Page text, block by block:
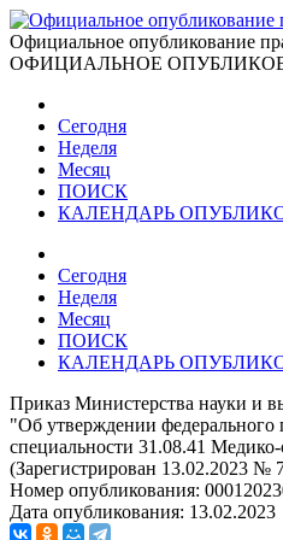
Официальное опубликование
ОФИЦИАЛЬНОЕ
Сегодня
Неделя
Месяц
ПОИСК
КАЛЕНДАРЬ
Сегодня
Неделя
Месяц
ПОИСК
КАЛЕНДАРЬ
Приказ Министерства науки и
"Об утверждении федерального
специальности 31.08.41 Медико-
(Зарегистрирован 13.02.2023 №
Номер опубликования:
Дата опубликования: 13.02.2023